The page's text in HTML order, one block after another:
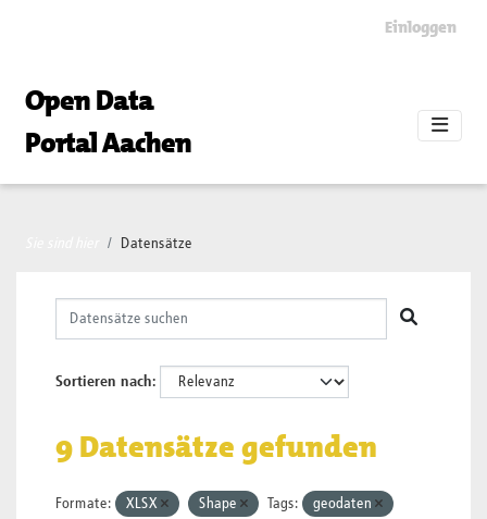
Einloggen
Open Data
Portal Aachen
Datensätze
Sortieren nach
9 Datensätze gefunden
Formate: XLSX Shape Tags: geodaten